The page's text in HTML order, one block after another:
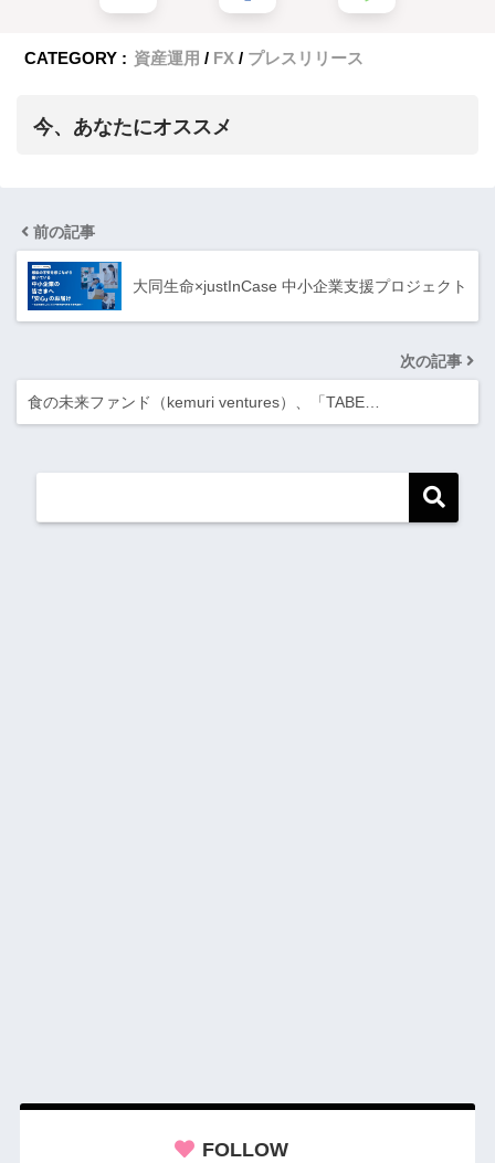
CATEGORY : 資産運用 FX プレスリリース
今、あなたにオススメ
前の記事
大同生命×justInCase 中小企業支援プロジェクト
次の記事
食の未来ファンド（kemuri ventures）、「TABE…
FOLLOW